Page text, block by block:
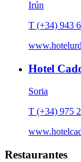
Irún
T (+34) 943
Hotel
Soria
T (+34) 975
Restaurantes